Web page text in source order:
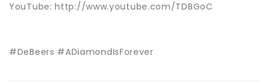
YouTube:http://www.youtube.com/TDBGoC
#DeBeers #ADiamondIsForever